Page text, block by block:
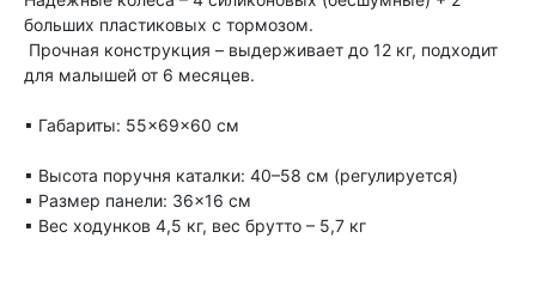
больших пластиковых с тормозом.
Прочная конструкция – выдерживает до 12 кг, подходит
для малышей от 6 месяцев.
▪ Габариты: 55×69×60 см
▪ Высота поручня каталки: 40–58 см (регулируется)
▪ Размер панели: 36×16 см
▪ Вес ходунков 4,5 кг, вес брутто – 5,7 кг